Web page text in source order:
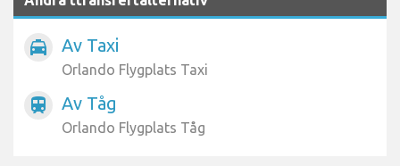
local_taxi Av Taxi
Orlando Flygplats Taxi
train Av Tåg
Orlando Flygplats Tåg